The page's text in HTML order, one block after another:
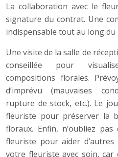
La collaboration avec le
signature du contrat. Une
indispensable tout au long du
Une visite de la salle de
conseillée pour
compositions florales.
d’imprévu (mauvaises
rupture de stock, etc.). Le
fleuriste pour préserver la
floraux. Enfin, n’oubliez
fleuriste pour aider d’autres
votre fleuriste avec soin, car